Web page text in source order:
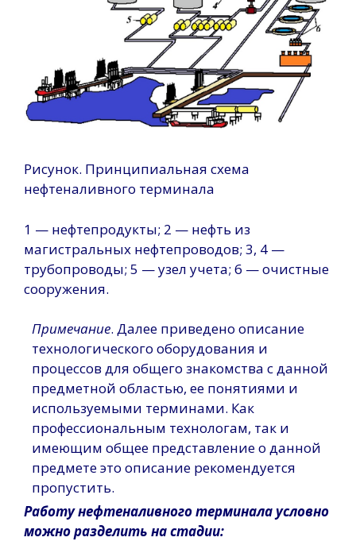
Рисунок. Принципиальная схема
нефтеналивного терминала
1 — нефтепродукты; 2 — нефть из
магистральных нефтепроводов; 3, 4 —
трубопроводы; 5 — узел учета; 6 — очистные
сооружения.
Примечание. Далее приведено описание
технологического оборудования и
процессов для общего знакомства с данной
предметной областью, ее понятиями и
используемыми терминами. Как
профессиональным технологам, так и
имеющим общее представление о данной
предмете это описание рекомендуется
пропустить.
Работу нефтеналивного терминала условно
можно разделить на стадии: